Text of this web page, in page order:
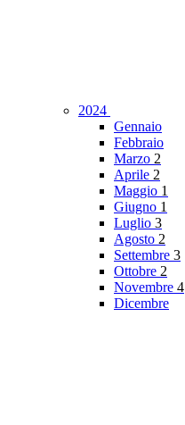
2024
Gennaio
Febbraio
Marzo 2
Aprile 2
Maggio 1
Giugno 1
Luglio 3
Agosto 2
Settembre 3
Ottobre 2
Novembre 4
Dicembre